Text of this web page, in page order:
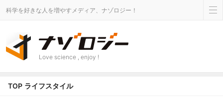
科学を好きな人を増やすメディア、ナゾロジー！
Love science , enjoy !
TOP ライフスタイル